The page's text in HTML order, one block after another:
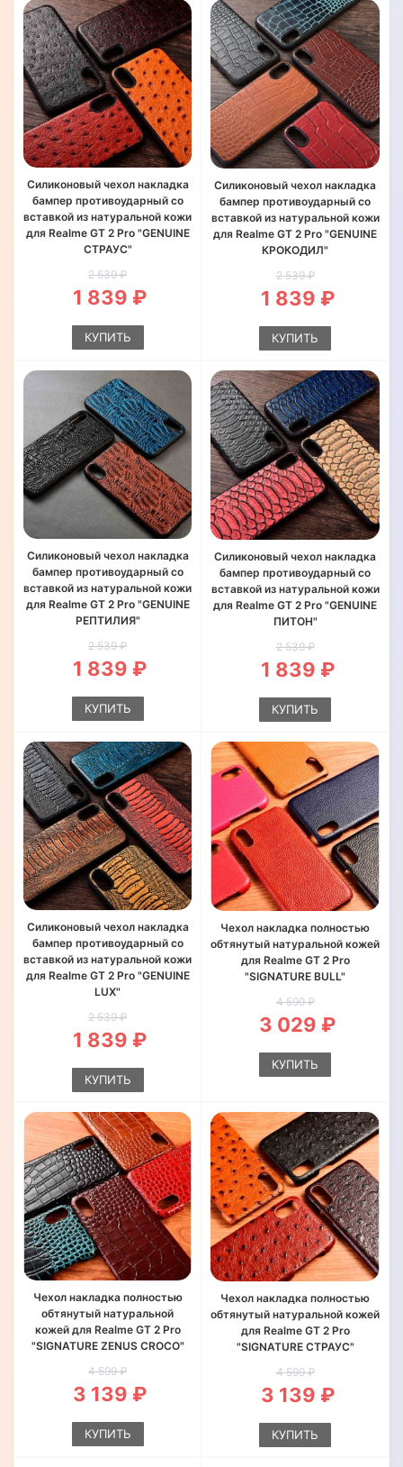
Силиконовый чехол накладка
бампер противоударный со
вставкой из натуральной кожи
для Realme GT 2 Pro "GENUINE
СТРАУС"
2 539 ₽
1 839 ₽
КУПИТЬ
Силиконовый чехол накладка
бампер противоударный со
вставкой из натуральной кожи
для Realme GT 2 Pro "GENUINE
КРОКОДИЛ"
2 539 ₽
1 839 ₽
КУПИТЬ
Силиконовый чехол накладка
бампер противоударный со
вставкой из натуральной кожи
для Realme GT 2 Pro "GENUINE
РЕПТИЛИЯ"
2 539 ₽
1 839 ₽
КУПИТЬ
Силиконовый чехол накладка
бампер противоударный со
вставкой из натуральной кожи
для Realme GT 2 Pro "GENUINE
ПИТОН"
2 539 ₽
1 839 ₽
КУПИТЬ
Силиконовый чехол накладка
бампер противоударный со
вставкой из натуральной кожи
для Realme GT 2 Pro "GENUINE
LUX"
2 539 ₽
1 839 ₽
КУПИТЬ
Чехол накладка полностью
обтянутый натуральной кожей
для Realme GT 2 Pro
"SIGNATURE BULL"
4 599 ₽
3 029 ₽
КУПИТЬ
Чехол накладка полностью
обтянутый натуральной
кожей для Realme GT 2 Pro
"SIGNATURE ZENUS CROCO"
4 599 ₽
3 139 ₽
КУПИТЬ
Чехол накладка полностью
обтянутый натуральной кожей
для Realme GT 2 Pro
"SIGNATURE СТРАУС"
4 599 ₽
3 139 ₽
КУПИТЬ